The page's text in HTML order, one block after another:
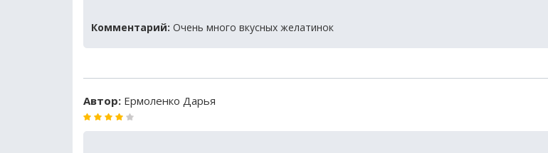
Комментарий: Очень много вкусных желатинок
Автор: Ермоленко Дарья